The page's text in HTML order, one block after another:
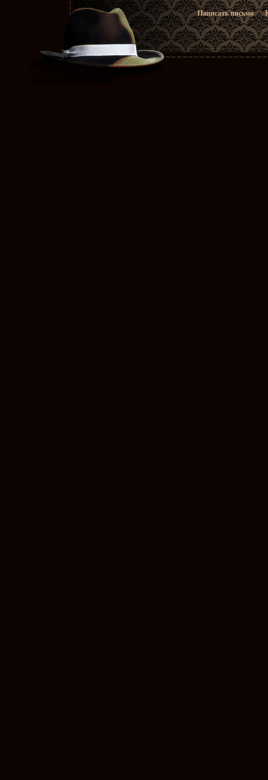
Написать письмо